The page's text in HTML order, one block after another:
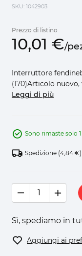
SKU: 1042903
Prezzo di listino
10,01 €/
Interruttore
(170)Articolo nuovo,
Leggi di più
Sono rimaste solo 1
Spedizione (4,84 €)
Sì, spediamo in
Aggiungi ai